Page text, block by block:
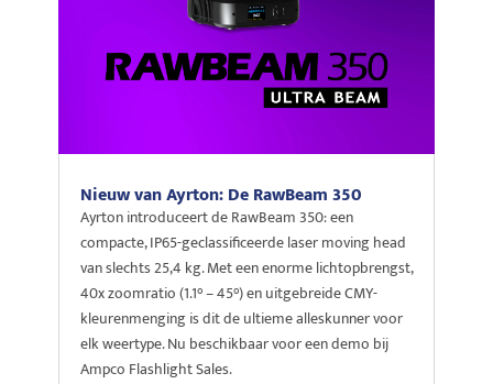
Nieuw van Ayrton: De RawBeam 350
Ayrton introduceert de RawBeam 350: een
compacte, IP65-geclassificeerde laser moving head
van slechts 25,4 kg. Met een enorme lichtopbrengst,
40x zoomratio (1.1° – 45°) en uitgebreide CMY-
kleurenmenging is dit de ultieme alleskunner voor
elk weertype. Nu beschikbaar voor een demo bij
Ampco Flashlight Sales.